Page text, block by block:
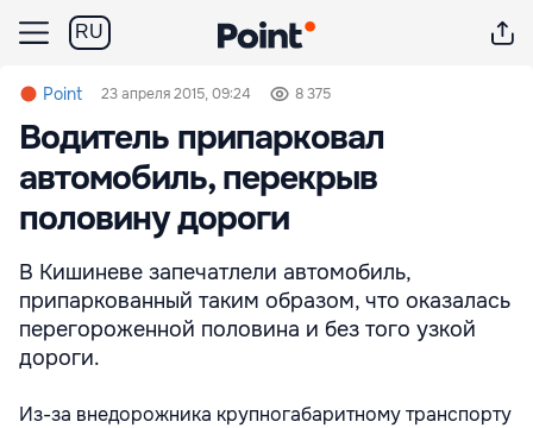
RU
Point 23 апреля 2015, 09:24 8 375
Водитель припарковал
автомобиль, перекрыв
половину дороги
В Кишиневе запечатлели автомобиль,
припаркованный таким образом, что оказалась
перегороженной половина и без того узкой
дороги.
Из-за внедорожника крупногабаритному транспорту